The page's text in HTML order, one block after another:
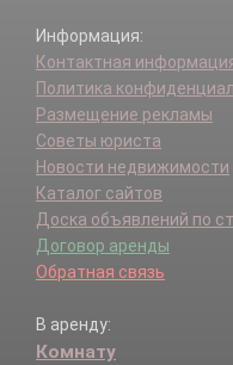
Информация:
Контактная
Политика
Размещение рекламы
Советы юриста
Новости недвижимости
Каталог сайтов
Доска объявлений по
Договор аренды
Обратная связь
В аренду:
Комнату